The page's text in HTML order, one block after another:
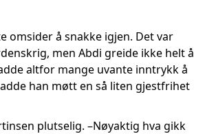
omsider å snakke igjen. Det var
men Abdi greide ikke helt å
altfor mange uvante inntrykk å
han møtt en så liten gjestfrihet
plutselig. –Nøyaktig hva gikk